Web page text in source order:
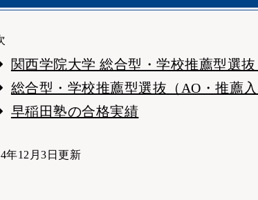
関西学院大学 総合型・学校推薦型選
総合型・学校推薦型選抜（AO・推薦
早稲田塾の合格実績
年12月3日更新